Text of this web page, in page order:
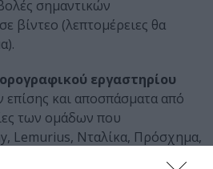
σημαντικών
βίντεο (λεπτομέρειες θα
εργαστηρίου
και αποσπάσματα από
των ομάδων που
Lemurius, Νταλίκα, Πρόσχημα,